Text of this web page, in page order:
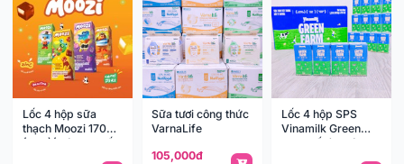
Lốc 4 hộp sữa
thạch Moozi 170ml
(3y+)(thùng 12 lốc
Sữa tươi công thức
VarnaLife
105,000đ
Lốc 4 hộp SPS
Vinamilk Green
Farm rất ít đường